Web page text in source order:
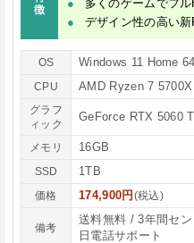
徴
多くのゲームでフ
デザイン性の高い
OS Windows 11 Home
CPU AMD Ryzen 7 5700X
グラフ
ィック
GeForce RTX 5060
メモリ 16GB
SSD 1TB
価格 174,900円 (税込)
備考
送料無料 / 3年間セ
日電話サポート